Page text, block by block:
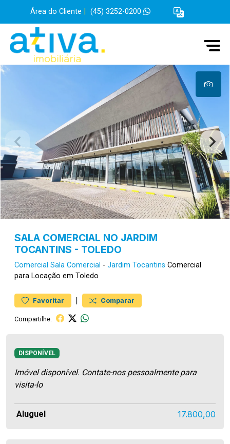
Área do Cliente (45) 3252-0200
SALA COMERCIAL NO JARDIM
TOCANTINS - TOLEDO
Comercial Sala Comercial - Jardim Tocantins Comercial
para Locação em Toledo
Favoritar | Comparar
Compartilhe:
DISPONÍVEL
Imóvel disponível. Contate-nos pessoalmente para
visita-lo
Aluguel 17.800,00